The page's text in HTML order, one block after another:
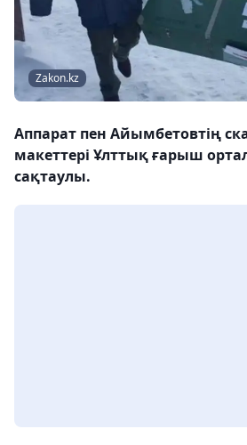
Zakon.kz
Аппарат пен Айымбетовтің
макеттері Ұлттық ғарыш
сақтаулы.